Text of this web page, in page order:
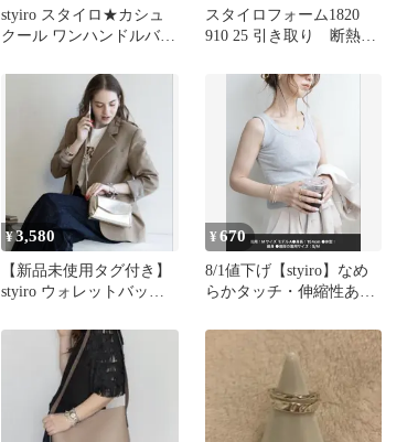
styiro スタイロ★カシュ
クール ワンハンドルバッ
スタイロフォーム1820
910 25 引き取り 断熱
¥3,580
【新品未使用タグ付き】
styiro ウォレットバッグ
¥670
8/1値下げ【styiro】なめ
らかタッチ・伸縮性あり